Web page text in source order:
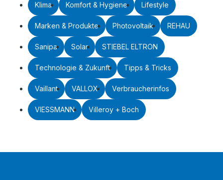
Klima Komfort & Hygiene Lifestyle
Marken & Produkte Photovoltaik REHAU
Sanipa Solar STIEBEL ELTRON
Technologie & Zukunft Tipps & Tricks
Vaillant VALLOX Verbraucherinfos
VIESSMANN Villeroy + Boch